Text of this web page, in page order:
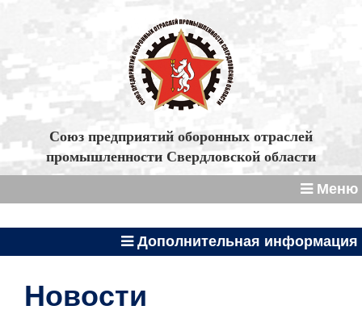
Союз предприятий оборонных отраслей
промышленности Свердловской области
Меню
Дополнительная информация
Новости